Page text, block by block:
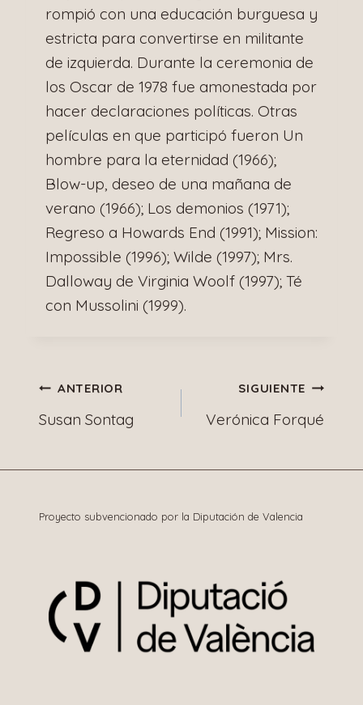
rompió con una educación burguesa y
estricta para convertirse en militante
de izquierda. Durante la ceremonia de
los Oscar de 1978 fue amonestada por
hacer declaraciones políticas. Otras
películas en que participó fueron Un
hombre para la eternidad (1966);
Blow-up, deseo de una mañana de
verano (1966); Los demonios (1971);
Regreso a Howards End (1991); Mission:
Impossible (1996); Wilde (1997); Mrs.
Dalloway de Virginia Woolf (1997); Té
con Mussolini (1999).
Navegación
de
entradas
ANTERIOR
Susan Sontag
SIGUIENTE
Verónica Forqué
Proyecto subvencionado por la Diputación de Valencia